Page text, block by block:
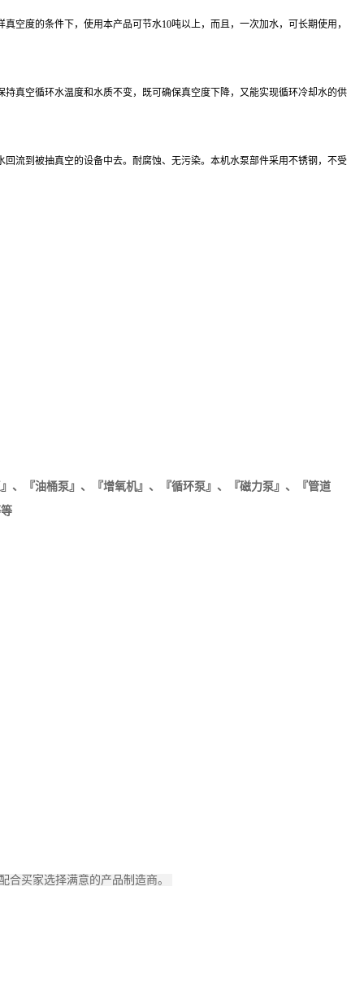
空度的条件下，使用本产品可节水10吨以上，而且，一次加水，可长期使用，
真空循环水温度和水质不变，既可确保真空度下降，又能实现循环冷却水的供
流到被抽真空的设备中去。耐腐蚀、无污染。本机水泵部件采用不锈钢，不受
、 『油桶泵』 、 『增氧机』 、 『循环泵』 、 『磁力泵』 、 『管道
合买家选择满意的产品制造商。